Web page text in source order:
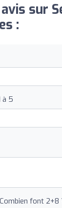
sur
:
à 5
font 2+8